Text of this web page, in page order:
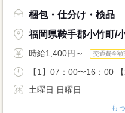
梱包・仕分け・検品
福岡県鞍手郡小竹町/
時給1,400円～ 交通費全額
【1】07：00〜16：00
土曜日 日曜日
も